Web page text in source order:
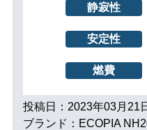
静寂性
安定性
燃費
投稿日：2023年03月21
ブランド：ECOPIA